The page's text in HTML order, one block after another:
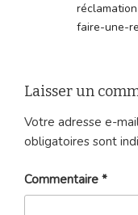
faire-une-
Laisser un
Votre adresse e-
obligatoires sont
Commentaire *